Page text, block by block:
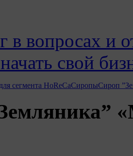
в вопросах и
свой
сегмента HoReCaСиропыСироп